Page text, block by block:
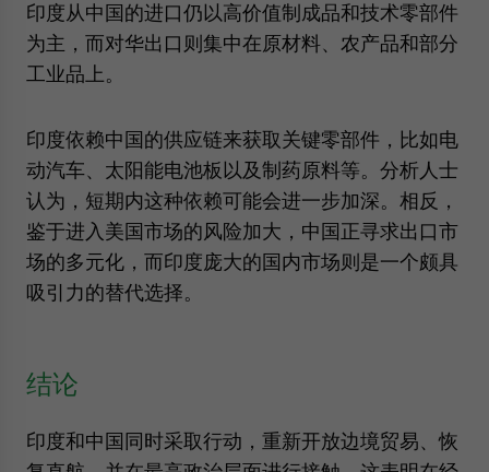
印度从中国的进口仍以高价值制成品和技术零部件
为主，而对华出口则集中在原材料、农产品和部分
工业品上。
印度依赖中国的供应链来获取关键零部件，比如电
动汽车、太阳能电池板以及制药原料等。分析人士
认为，短期内这种依赖可能会进一步加深。相反，
鉴于进入美国市场的风险加大，中国正寻求出口市
场的多元化，而印度庞大的国内市场则是一个颇具
吸引力的替代选择。
结论
印度和中国同时采取行动，重新开放边境贸易、恢